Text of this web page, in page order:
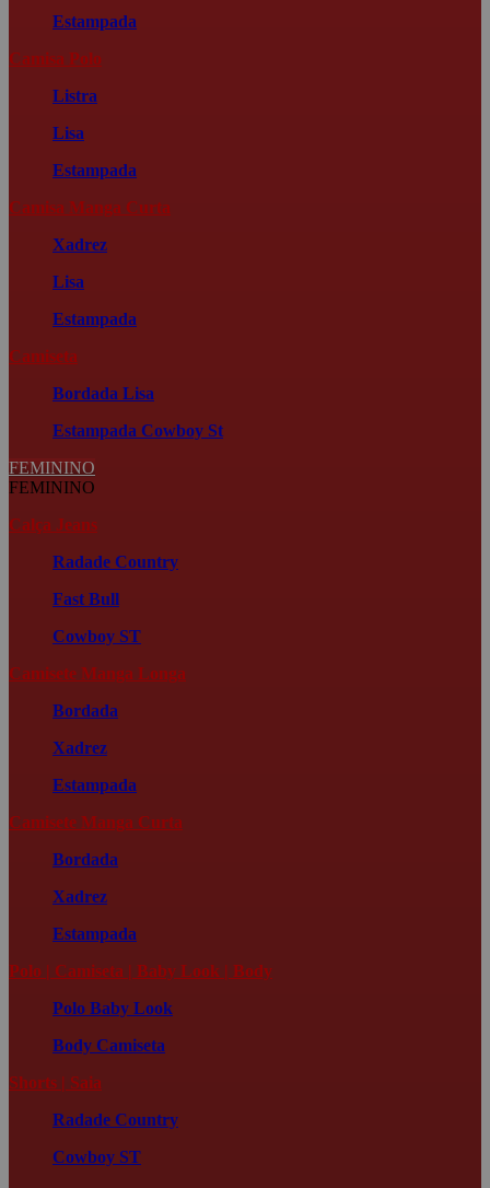
Estampada
Camisa Polo
Listra
Lisa
Estampada
Camisa Manga Curta
Xadrez
Lisa
Estampada
Camiseta
Bordada Lisa
Estampada Cowboy St
FEMININO
FEMININO
Calça Jeans
Radade Country
Fast Bull
Cowboy ST
Camisete Manga Longa
Bordada
Xadrez
Estampada
Camisete Manga Curta
Bordada
Xadrez
Estampada
Polo | Camiseta | Baby Look | Body
Polo Baby Look
Body Camiseta
Shorts | Saia
Radade Country
Cowboy ST